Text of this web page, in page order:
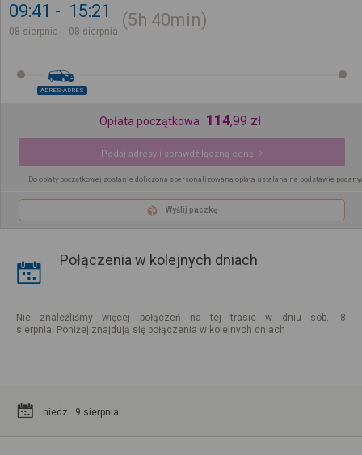
09:41
08 sierpnia
15:21
08 sierpnia
5h 40min
ADRES-ADRES
Opłata początkowa 114,99 zł
Podaj adresy i sprawdź łączną cenę
Do opłaty początkowej zostanie doliczona spersonalizowana opłata ustalana na podstawie
Wyślij paczkę
Połączenia w kolejnych dniach
Nie znaleźliśmy więcej połączeń na tej trasie w dniu sob.. 8
sierpnia. Poniżej znajdują się połączenia w kolejnych dniach
niedz.. 9 sierpnia